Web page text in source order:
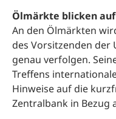
Ölmärkte blicken
An den Ölmärkten
des Vorsitzenden der
genau verfolgen.
Treffens
Hinweise auf die
Zentralbank in Bezug